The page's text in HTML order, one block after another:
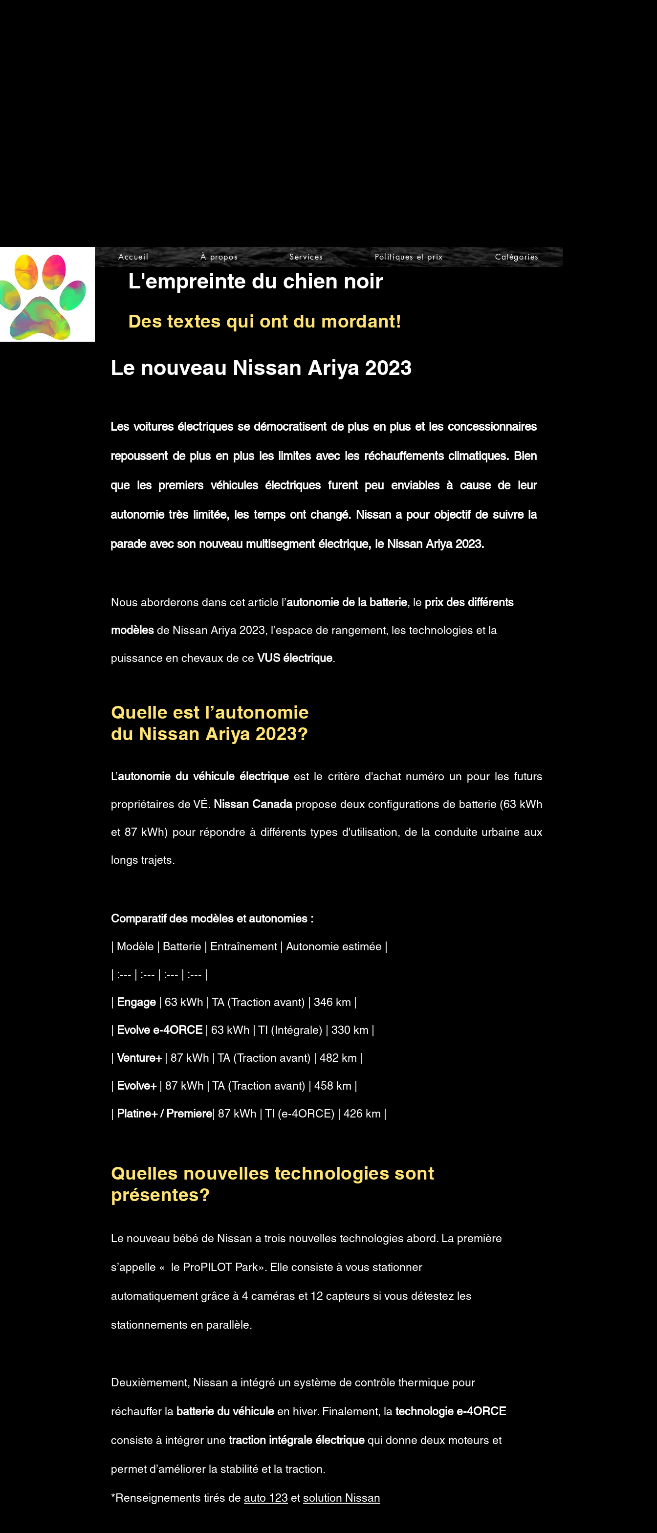
Accueil À propos Services Politiques et prix Catégories
L'empreinte du chien noir
Des textes qui ont du mordant!
Le nouveau Nissan Ariya 2023
Les voitures électriques se démocratisent de plus en plus et les concessionnaires
repoussent de plus en plus les limites avec les réchauffements climatiques. Bien
que les premiers véhicules électriques furent peu enviables à cause de leur
autonomie très limitée, les temps ont changé. Nissan a pour objectif de suivre la
parade avec son nouveau multisegment électrique, le Nissan Ariya 2023.
Nous aborderons dans cet article l’autonomie de la batterie, le prix des différents
modèles de Nissan Ariya 2023, l’espace de rangement, les technologies et la
puissance en chevaux de ce VUS électrique.
Quelle est l’autonomie
du Nissan Ariya 2023?
L’autonomie du véhicule électrique est le critère d'achat numéro un pour les futurs
propriétaires de VÉ. Nissan Canadapropose deux configurations de batterie (63 kWh
et 87 kWh) pour répondre à différents types d'utilisation, de la conduite urbaine aux
longs trajets.
Comparatif des modèles et autonomies :
| Modèle | Batterie | Entraînement | Autonomie estimée |
| :--- | :--- | :--- | :--- |
Engage | 63 kWh | TA (Traction avant) | 346 km |
Evolve e-4ORCE| 63 kWh | TI (Intégrale) | 330 km |
Venture+| 87 kWh | TA (Traction avant) | 482 km |
Evolve+| 87 kWh | TA (Traction avant) | 458 km |
Platine+ / Premiere | 87 kWh | TI (e-4ORCE) | 426 km |
Quelles nouvelles technologies sont
présentes?
Le nouveau bébé de Nissan a trois nouvelles technologies abord. La première
s’appelle « le ProPILOT Park». Elle consiste à vous stationner
automatiquement grâce à 4 caméras et 12 capteurs si vous détestez les
stationnements en parallèle.
Deuxièmement, Nissan a intégré un système de contrôle thermique pour
réchauffer la batterie du véhicule en hiver. Finalement, la technologie e-4ORCE
consiste à intégrer une traction intégrale électrique qui donne deux moteurs et
permet d’améliorer la stabilité et la traction.
*Renseignements tirés de auto 123 et solution Nissan